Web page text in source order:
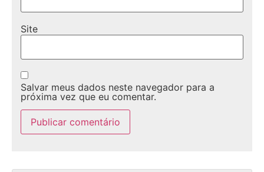
Site
Salvar meus dados neste navegador para a
próxima vez que eu comentar.